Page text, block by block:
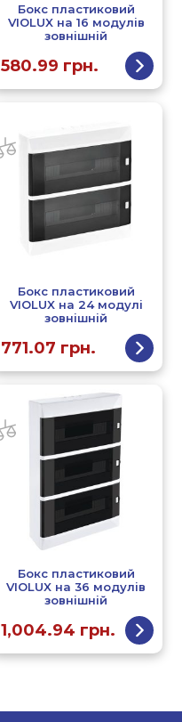
Бокс пластиковий
VIOLUX на 16 модулів
зовнішній
580.99 грн.
Бокс пластиковий
VIOLUX на 24 модулі
зовнішній
771.07 грн.
Бокс пластиковий
VIOLUX на 36 модулів
зовнішній
1,004.94 грн.